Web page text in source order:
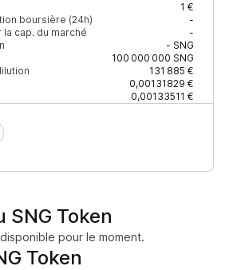
1 €
boursière (24h)
-
cap. du marché
-
- SNG
100 000 000 SNG
131 885 €
0,00131829 €
0,00133511 €
SNG Token
pour le moment.
Token